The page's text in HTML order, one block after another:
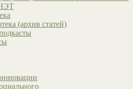
(архив статей)